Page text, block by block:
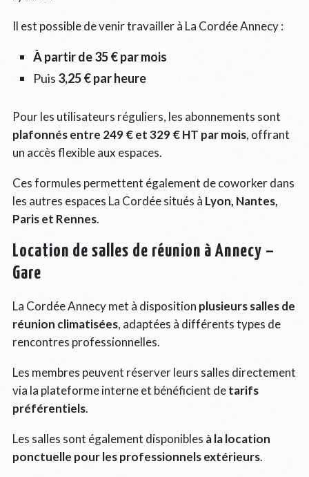
Il est possible de venir travailler à La Cordée Annecy :
À partir de 35 € par mois
Puis 3,25 € par heure
Pour les utilisateurs réguliers, les abonnements sont
plafonnés entre 249 € et 329 € HT par mois, offrant
un accès flexible aux espaces.
Ces formules permettent également de coworker dans
les autres espaces La Cordée situés à Lyon, Nantes,
Paris et Rennes.
Location de salles de réunion à Annecy –
Gare
La Cordée Annecy met à disposition plusieurs salles de
réunion climatisées, adaptées à différents types de
rencontres professionnelles.
Les membres peuvent réserver leurs salles directement
via la plateforme interne et bénéficient detarifs
préférentiels.
Les salles sont également disponibles à la location
ponctuelle pour les professionnels extérieurs.